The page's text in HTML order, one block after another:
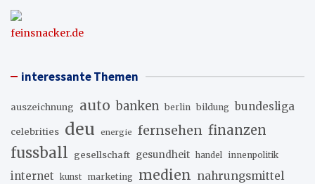
feinsnacker.de
interessante Themen
auszeichnung auto banken berlin bildung bundesliga
celebrities deu energie fernsehen finanzen
fussball gesellschaft gesundheit handel innenpolitik
internet kunst marketing medien nahrungsmittel